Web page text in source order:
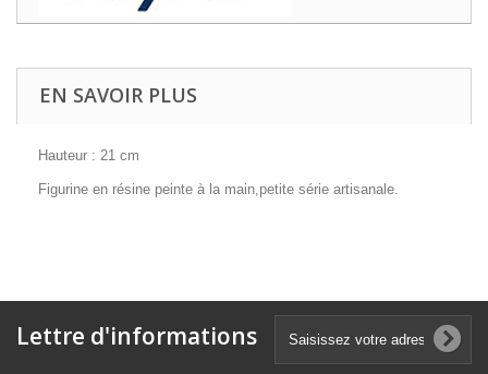
EN SAVOIR PLUS
Hauteur : 21 cm
Figurine en résine peinte à la main,petite série artisanale.
Lettre d'informations